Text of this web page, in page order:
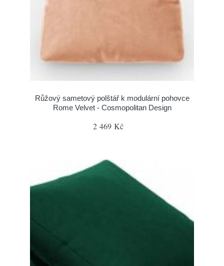
Růžový sametový polštář k modulární pohovce
Rome Velvet - Cosmopolitan Design
2 469 Kč